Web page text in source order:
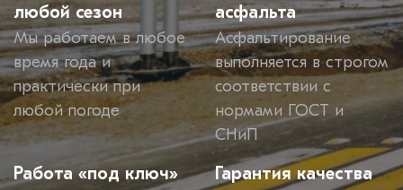
любой сезон
Мы работаем в любое
время года и
практически при
любой погоде
асфальта
Асфальтирование
выполняется в строгом
соответствии с
нормами ГОСТ и
СНиП
Работа «под ключ» Гарантия качества